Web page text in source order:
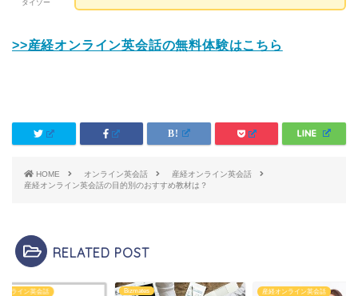
タイゾー
>>産経オンライン英会話の無料体験はこちら
HOME オンライン英会話
産経オンライン英会話
産経オンライン英会話の目的別のおすすめ教材は？
RELATED POST
ンライン英会話 Bizmates 産経オンライン英会話